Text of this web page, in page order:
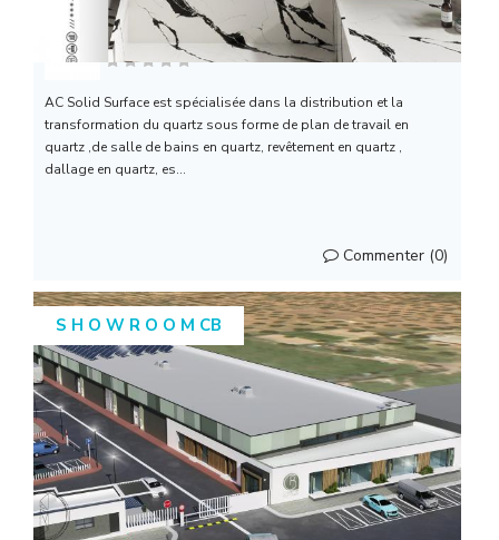
AC SOLID SURFACE (...
AC Solid Surface est spécialisée dans la distribution et la
transformation du quartz sous forme de plan de travail en
quartz ,de salle de bains en quartz, revêtement en quartz ,
dallage en quartz, es...
Commenter (0)
S H O W R O O M CB
ICONIK ARCHITECTURE